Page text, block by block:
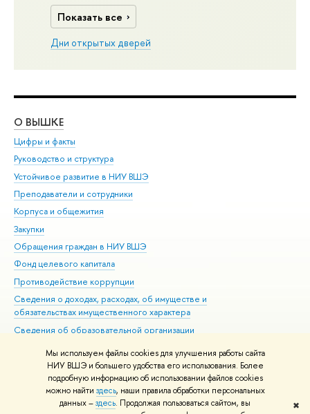
Мы используем файлы cookies для улучшения работы сайта
НИУ ВШЭ и большего удобства его использования. Более
подробную информацию об использовании файлов cookies
можно найти здесь, наши правила обработки персональных
данных –здесь. Продолжая пользоваться сайтом, вы
✖
Показать все
Дни открытых дверей
О ВЫШКЕ
Цифры и факты
Руководство и структура
Устойчивое развитие в НИУ ВШЭ
Преподаватели и сотрудники
Корпуса и общежития
Закупки
Обращения граждан в НИУ ВШЭ
Фонд целевого капитала
Противодействие коррупции
Сведения о доходах, расходах, об имуществе и
обязательствах имущественного характера
Сведения об образовательной организации
Людям с ограниченными возможностями здоровья
Единая платежная страница
Работа в Вышке